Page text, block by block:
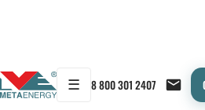
☰ 8 800 301 2407
← Продукция/ШИНА СИЛОВАЯ